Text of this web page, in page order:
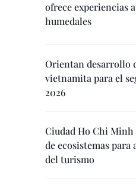
ofrece experiencias
humedales
Orientan desarrollo
vietnamita para el
2026
Ciudad Ho Chi
de ecosistemas
del turismo